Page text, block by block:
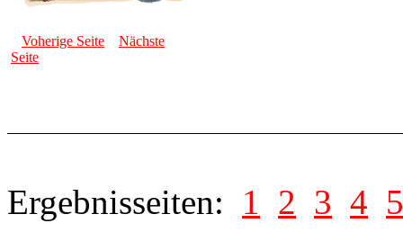
Voherige Seite
Nächste
Seite
Ergebnisseiten: 1 2 3 4 5